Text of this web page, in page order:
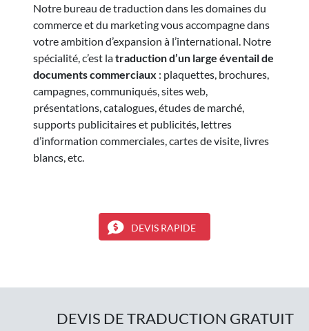
Notre bureau de traduction dans les domaines du
commerce et du marketing vous accompagne dans
votre ambition d’expansion à l’international. Notre
spécialité, c’est latraduction d’un large éventail de
documents commerciaux : plaquettes, brochures,
campagnes, communiqués, sites web,
présentations, catalogues, études de marché,
supports publicitaires et publicités, lettres
d’information commerciales, cartes de visite, livres
blancs, etc.
DEVIS RAPIDE
DEVIS DE TRADUCTION GRATUIT